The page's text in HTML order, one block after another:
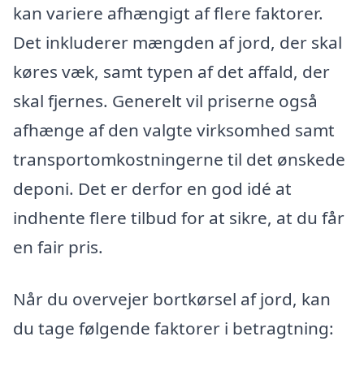
kan variere afhængigt af flere faktorer.
Det inkluderer mængden af jord, der skal
køres væk, samt typen af det affald, der
skal fjernes. Generelt vil priserne også
afhænge af den valgte virksomhed samt
transportomkostningerne til det ønskede
deponi. Det er derfor en god idé at
indhente flere tilbud for at sikre, at du får
en fair pris.
Når du overvejer bortkørsel af jord, kan
du tage følgende faktorer i betragtning: